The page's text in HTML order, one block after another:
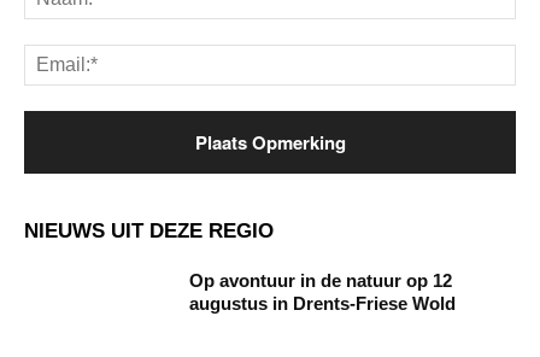
NIEUWS UIT DEZE REGIO
Op avontuur in de natuur op 12
augustus in Drents-Friese Wold